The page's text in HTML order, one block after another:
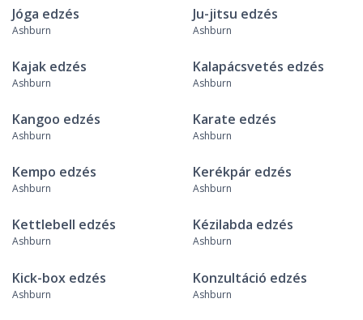
Jóga edzés
Ashburn
Ju-jitsu edzés
Ashburn
Kajak edzés
Ashburn
Kalapácsvetés edzés
Ashburn
Kangoo edzés
Ashburn
Karate edzés
Ashburn
Kempo edzés
Ashburn
Kerékpár edzés
Ashburn
Kettlebell edzés
Ashburn
Kézilabda edzés
Ashburn
Kick-box edzés
Ashburn
Konzultáció edzés
Ashburn